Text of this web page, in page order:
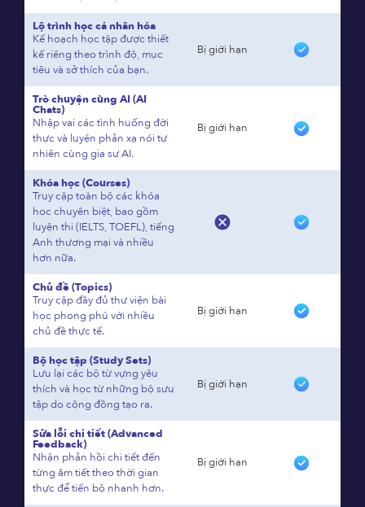
Lộ trình học cá nhân hóa
Kế hoạch học tập được thiết
kế riêng theo trình độ, mục
tiêu và sở thích của bạn.
Bị giới hạn
Trò chuyện cùng AI (AI
Chats)
Nhập vai các tình huống đời
thực và luyện phản xạ nói tự
nhiên cùng gia sư AI.
Bị giới hạn
Khóa học (Courses)
Truy cập toàn bộ các khóa
học chuyên biệt, bao gồm
luyện thi (IELTS, TOEFL), tiếng
Anh thương mại và nhiều
hơn nữa.
Chủ đề (Topics)
Truy cập đầy đủ thư viện bài
học phong phú với nhiều
chủ đề thực tế.
Bị giới hạn
Bộ học tập (Study Sets)
Lưu lại các bộ từ vựng yêu
thích và học từ những bộ sưu
tập do cộng đồng tạo ra.
Bị giới hạn
Sửa lỗi chi tiết (Advanced
Feedback)
Nhận phản hồi chi tiết đến
từng âm tiết theo thời gian
thực để tiến bộ nhanh hơn.
Bị giới hạn